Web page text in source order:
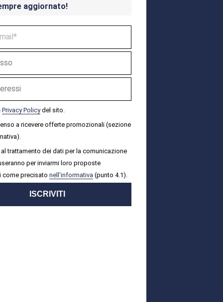
aggiornato!
Privacy Policydel sito.
a ricevere offerte promozionali (sezione
trattamento dei dati per la comunicazione
per inviarmi loro proposte
come precisato nell'informativa (punto 4.1).
ISCRIVITI